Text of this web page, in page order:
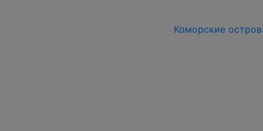
Коморские